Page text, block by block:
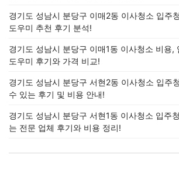
경기도 성남시 분당구 이매2동 이사청소 입주
도우미 추천 후기 분석!
경기도 성남시 분당구 이매1동 이사청소 비용,
도우미 후기와 가격 비교!
경기도 성남시 분당구 서현2동 이사청소 입주
수 있는 후기 및 비용 안내!
경기도 성남시 분당구 서현1동 이사청소 입주
는 전문 업체 후기와 비용 정리!